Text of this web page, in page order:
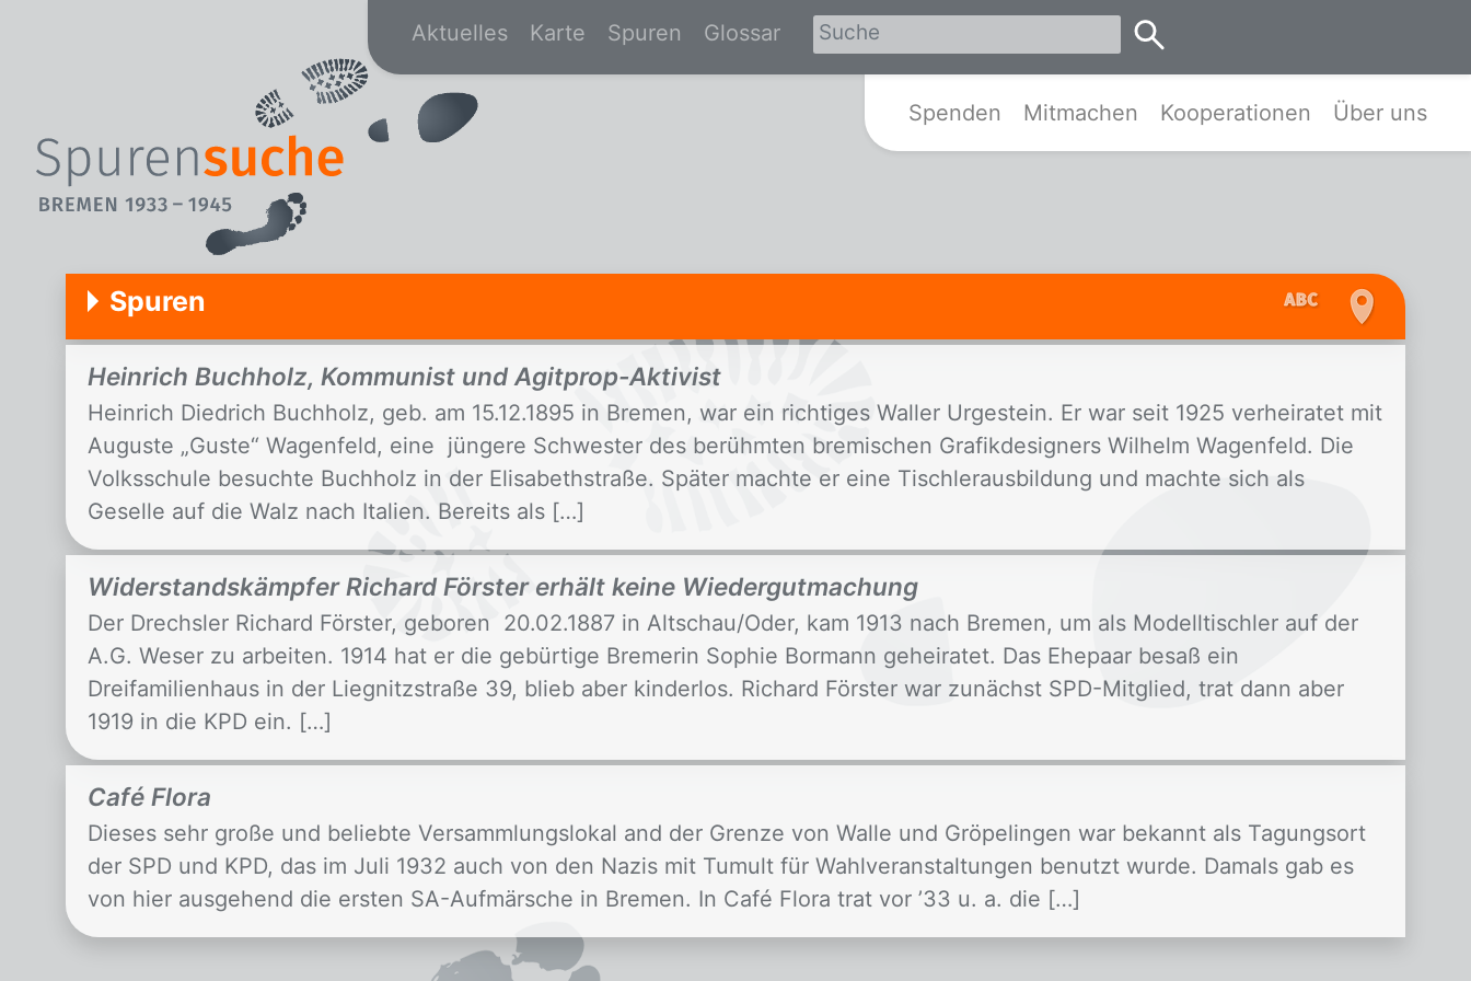
Zur Startseite von Spurensuche-Bremen
Aktuelles Karte Spuren Glossar
Spenden Mitmachen Kooperationen Über uns
Spuren
Heinrich Buchholz, Kommunist und Agitprop-Aktivist
Heinrich Diedrich Buchholz, geb. am 15.12.1895 in Bremen, war ein richtiges Waller Urgestein. Er war seit 1925 verheiratet mit
Auguste „Guste“ Wagenfeld, eine jüngere Schwester des berühmten bremischen Grafikdesigners Wilhelm Wagenfeld. Die
Volksschule besuchte Buchholz in der Elisabethstraße. Später machte er eine Tischlerausbildung und machte sich als
Geselle auf die Walz nach Italien. Bereits als […]
Widerstandskämpfer Richard Förster erhält keine Wiedergutmachung
Der Drechsler Richard Förster, geboren 20.02.1887 in Altschau/Oder, kam 1913 nach Bremen, um als Modelltischler auf der
A.G. Weser zu arbeiten. 1914 hat er die gebürtige Bremerin Sophie Bormann geheiratet. Das Ehepaar besaß ein
Dreifamilienhaus in der Liegnitzstraße 39, blieb aber kinderlos. Richard Förster war zunächst SPD-Mitglied, trat dann aber
1919 in die KPD ein. […]
Café Flora
Dieses sehr große und beliebte Versammlungslokal and der Grenze von Walle und Gröpelingen war bekannt als Tagungsort
der SPD und KPD, das im Juli 1932 auch von den Nazis mit Tumult für Wahlveranstaltungen benutzt wurde. Damals gab es
von hier ausgehend die ersten SA-Aufmärsche in Bremen. In Café Flora trat vor ’33 u. a. die […]